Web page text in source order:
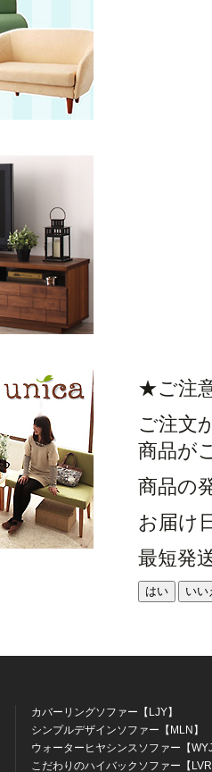
★ご注
ご注文
商品が
商品の
お届け
最短発
はい いい
カバーリングソファー【LJY】
シンプルデザインソファー【MLN】
ウォーターヒヤシンスソファー【
こだわりのハイバックソファー【